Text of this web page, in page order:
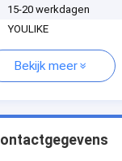
15-20 werkdagen
YOULIKE
Bekijk meer